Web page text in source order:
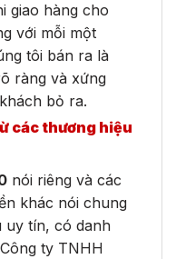
giao hàng cho
với mỗi một
tôi bán ra là
ràng và xứng
bỏ ra.
các thương hiệu
nói riêng và các
khác nói chung
uy tín, có danh
ty TNHH